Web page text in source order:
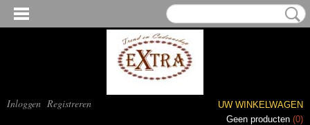
Inloggen Registreren
UW WINKELWAGEN
Geen producten (0)